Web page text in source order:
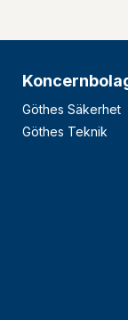
Göthes Säkerhet
Göthes Teknik